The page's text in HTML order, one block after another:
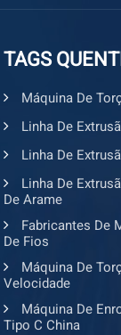
clientes
máquinas
com os
garantindo
eficiência de
Inteligente
de produção
moldagem
e
TAGS
Máquina De
Linha De
Linha De
Linha De
De Arame
Fabricantes De
De Fios
Máquina De
Velocidade
Máquina De
Tipo C China